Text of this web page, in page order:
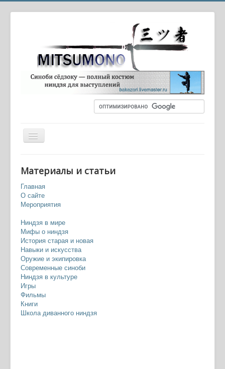
Вы здесь:
Кай-ки (инструменты взлома)
Материалы и статьи
Главная
О сайте
Мероприятия
Ниндзя в мире
Мифы о ниндзя
История старая и новая
Навыки и искусства
Оружие и экипировка
Современные синоби
Ниндзя в культуре
Игры
Фильмы
Книги
Школа диванного ниндзя